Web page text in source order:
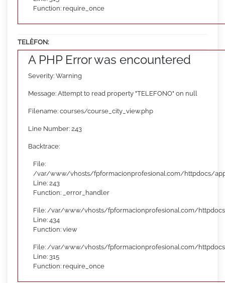
Function: require_once
TELÈFON:
A PHP Error was encountered
Severity: Warning
Message: Attempt to read property "TELEFONO" on null
Filename: courses/course_city_view.php
Line Number: 243
Backtrace:
File:
/var/www/vhosts/fpformacionprofesional.com/httpdocs/
Line: 243
Function: _error_handler
File: /var/www/vhosts/fpformacionprofesional.com/
Line: 434
Function: view
File: /var/www/vhosts/fpformacionprofesional.com/
Line: 315
Function: require_once